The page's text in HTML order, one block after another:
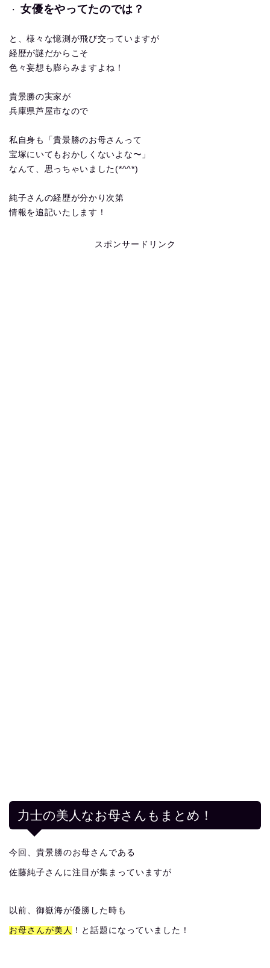
・女優をやってたのでは？
と、様々な憶測が飛び交っていますが
経歴が謎だからこそ
色々妄想も膨らみますよね！
貴景勝の実家が
兵庫県芦屋市なので
私自身も「貴景勝のお母さんって
宝塚にいてもおかしくないよな〜」
なんて、思っちゃいました(*^^*)
純子さんの経歴が分かり次第
情報を追記いたします！
スポンサードリンク
力士の美人なお母さんもまとめ！
今回、貴景勝のお母さんである
佐藤純子さんに注目が集まっていますが
以前、御嶽海が優勝した時も
お母さんが美人 ！と話題になっていました！